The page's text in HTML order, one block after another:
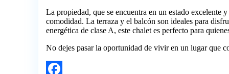
La propiedad, que se encuentra en un estado excelente
comodidad. La terraza y el balcón son ideales para
energética de clase A, este chalet es perfecto para
No dejes pasar la oportunidad de vivir en un lugar que